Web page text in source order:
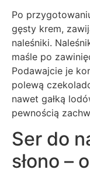
Po
gęsty krem,
naleśniki.
maśle po
Podawajcie je
polewą
nawet gałką
pewnością
Ser do
słono –